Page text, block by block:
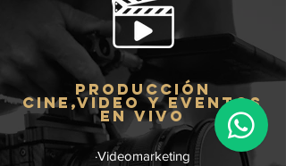
PRODUCCIÓN
CINE,VIDEO Y EVENTOS
EN VIVO
·Videomarketing